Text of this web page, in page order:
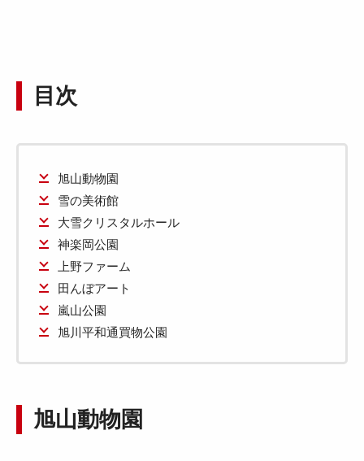
目次
旭山動物園
雪の美術館
大雪クリスタルホール
神楽岡公園
上野ファーム
田んぼアート
嵐山公園
旭川平和通買物公園
旭山動物園